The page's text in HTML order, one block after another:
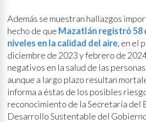
Además se muestran hallazgos
hecho de que Mazatlán registró 58
niveles en la calidad del aire, en el
diciembre de 2023 y febrero de
negativos en la salud de las
aunque a largo plazo resultan
informa a éstas de los posibles
reconocimiento de la Secretaría del
Desarrollo Sustentable del